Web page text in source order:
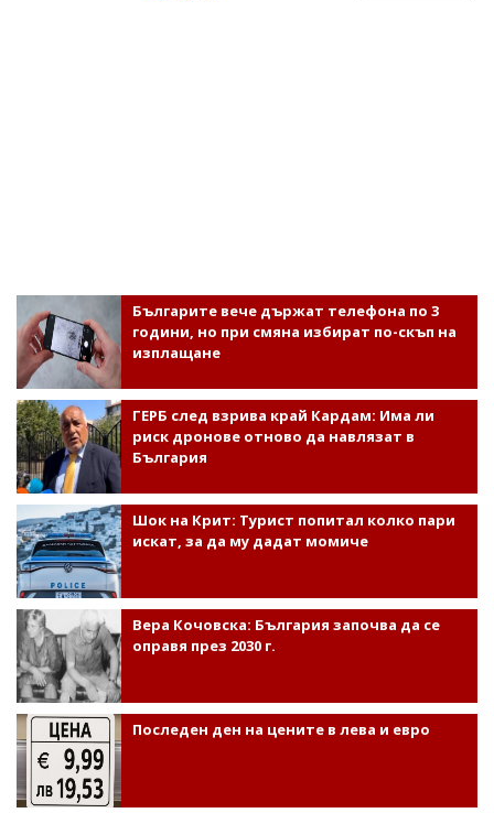
Българите вече държат телефона по 3
години, но при смяна избират по-скъп на
изплащане
ГЕРБ след взрива край Кардам: Има ли
риск дронове отново да навлязат в
България
Шок на Крит: Турист попитал колко пари
искат, за да му дадат момиче
Вера Кочовска: България започва да се
оправя през 2030 г.
Последен ден на цените в лева и евро